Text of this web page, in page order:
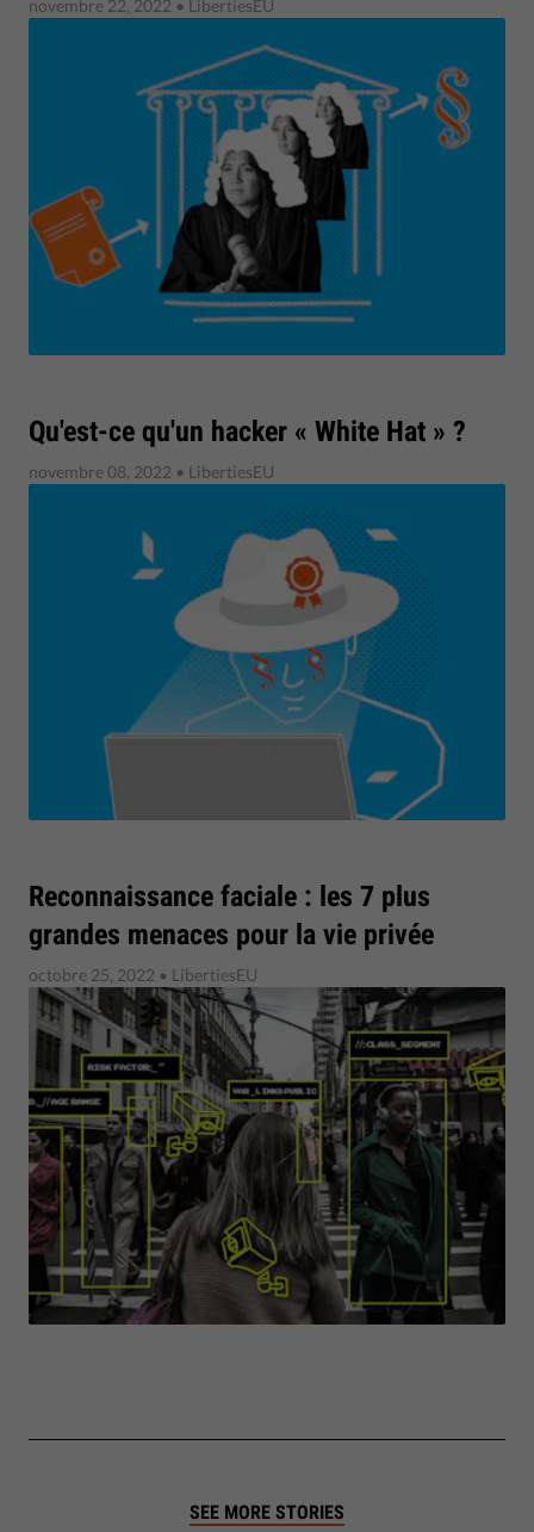
novembre 22, 2022 • LibertiesEU
Qu'est-ce qu'un hacker « White Hat » ?
novembre 08, 2022 • LibertiesEU
Reconnaissance faciale : les 7 plus
grandes menaces pour la vie privée
octobre 25, 2022 • LibertiesEU
SEE MORE STORIES